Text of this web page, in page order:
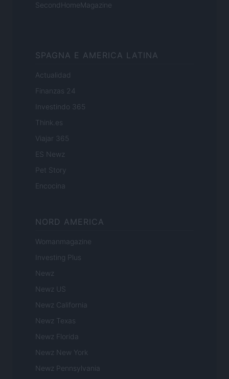
SecondHomeMagazine
SPAGNA E AMERICA LATINA
Actualidad
Finanzas 24
Investindo 365
Think.es
Viajar 365
ES Newz
Pet Story
Encocina
NORD AMERICA
Womanmagazine
Investing Plus
Newz
Newz US
Newz California
Newz Texas
Newz Florida
Newz New York
Newz Pennsylvania